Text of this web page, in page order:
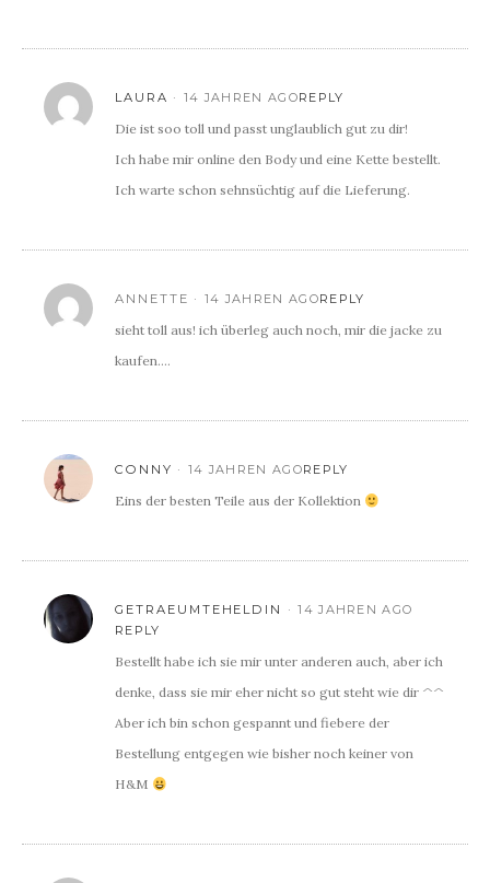
LAURA 14 JAHREN AGOREPLY
Die ist soo toll und passt unglaublich gut zu dir!
Ich habe mir online den Body und eine Kette bestellt.
Ich warte schon sehnsüchtig auf die Lieferung.
ANNETTE 14 JAHREN AGOREPLY
sieht toll aus! ich überleg auch noch, mir die jacke zu
kaufen….
CONNY 14 JAHREN AGOREPLY
Eins der besten Teile aus der Kollektion
GETRAEUMTEHELDIN
14 JAHREN AGO
REPLY
Bestellt habe ich sie mir unter anderen auch, aber ich
denke, dass sie mir eher nicht so gut steht wie dir ^^
Aber ich bin schon gespannt und fiebere der
Bestellung entgegen wie bisher noch keiner von
H&M